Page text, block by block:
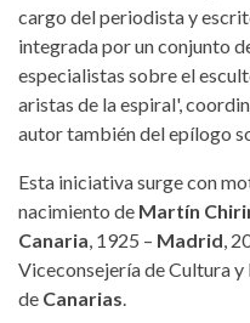
cargo del periodista y
integrada por un conjunto
especialistas sobre el
aristas de la espiral',
autor también del epílogo
Esta iniciativa surge con
nacimiento de Martín
Canaria, 1925 – Madrid,
Viceconsejería de Cultura
de Canarias.